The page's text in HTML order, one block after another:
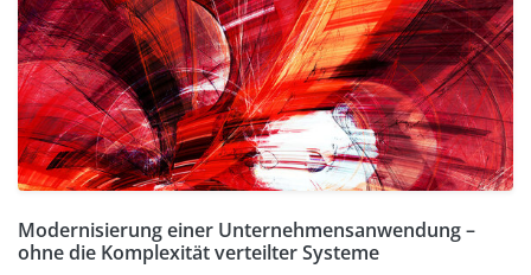
Modernisierung einer Unternehmensanwendung –
ohne die Komplexität verteilter Systeme